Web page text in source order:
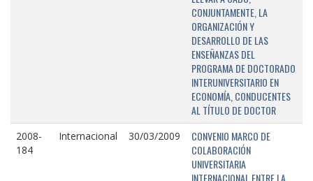
CONJUNTAMENTE, LA
ORGANIZACIÓN Y
DESARROLLO DE LAS
ENSEÑANZAS DEL
PROGRAMA DE DOCTORADO
INTERUNIVERSITARIO EN
ECONOMÍA, CONDUCENTES
AL TÍTULO DE DOCTOR
2008-
184
Internacional 30/03/2009
CONVENIO MARCO DE
COLABORACIÓN
UNIVERSITARIA
INTERNACIONAL ENTRE LA